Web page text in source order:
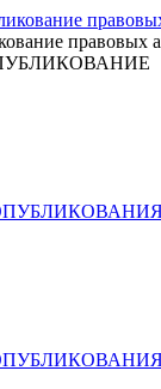
правовых